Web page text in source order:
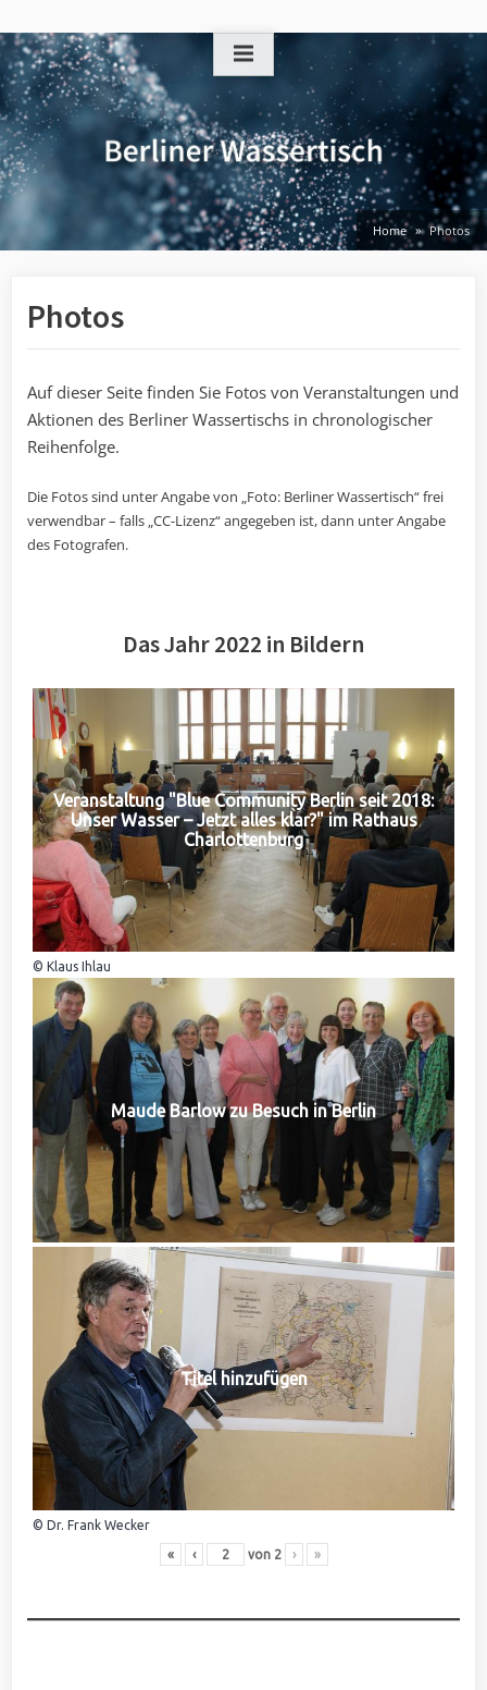
to
content
Home Photos
Photos
Auf dieser Seite finden Sie Fotos von Veranstaltungen und
Aktionen des Berliner Wassertischs in chronologischer
Reihenfolge.
Die Fotos sind unter Angabe von „Foto: Berliner Wassertisch“ frei
verwendbar – falls „CC-Lizenz“ angegeben ist, dann unter Angabe
des Fotografen.
Das Jahr 2022 in Bildern
Veranstaltung "Blue Community Berlin seit 2018:
Unser Wasser – Jetzt alles klar?" im Rathaus
Charlottenburg
© Klaus Ihlau
Maude Barlow zu Besuch in Berlin
Titel hinzufügen
© Dr. Frank Wecker
« ‹ von 2 › »